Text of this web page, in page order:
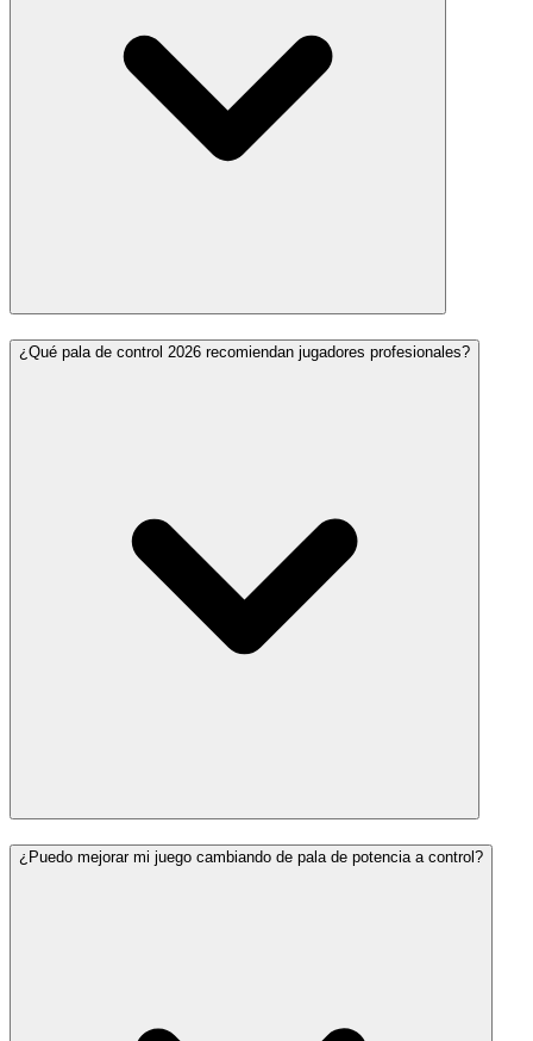
¿Qué pala de control 2026 recomiendan jugadores profesionales?
¿Puedo mejorar mi juego cambiando de pala de potencia a control?